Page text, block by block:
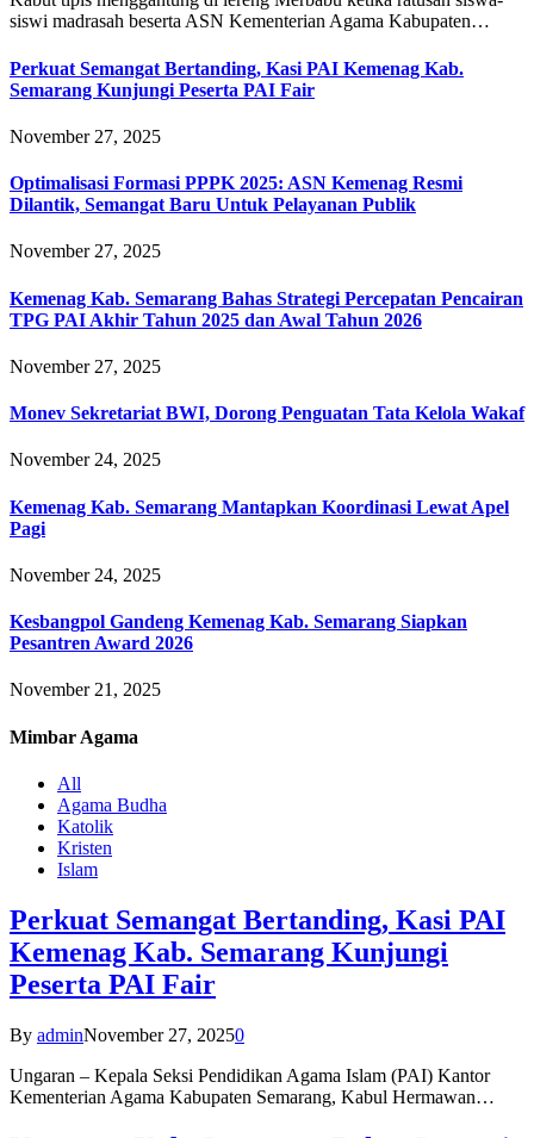
siswi madrasah beserta ASN Kementerian Agama Kabupaten…
Perkuat Semangat Bertanding, Kasi PAI Kemenag Kab.
Semarang Kunjungi Peserta PAI Fair
November 27, 2025
Optimalisasi Formasi PPPK 2025: ASN Kemenag Resmi
Dilantik, Semangat Baru Untuk Pelayanan Publik
November 27, 2025
Kemenag Kab. Semarang Bahas Strategi Percepatan Pencairan
TPG PAI Akhir Tahun 2025 dan Awal Tahun 2026
November 27, 2025
Monev Sekretariat BWI, Dorong Penguatan Tata Kelola Wakaf
November 24, 2025
Kemenag Kab. Semarang Mantapkan Koordinasi Lewat Apel
Pagi
November 24, 2025
Kesbangpol Gandeng Kemenag Kab. Semarang Siapkan
Pesantren Award 2026
November 21, 2025
Mimbar Agama
All
Agama Budha
Katolik
Kristen
Islam
Perkuat Semangat Bertanding, Kasi PAI
Kemenag Kab. Semarang Kunjungi
Peserta PAI Fair
By adminNovember 27, 20250
Ungaran – Kepala Seksi Pendidikan Agama Islam (PAI) Kantor
Kementerian Agama Kabupaten Semarang, Kabul Hermawan…